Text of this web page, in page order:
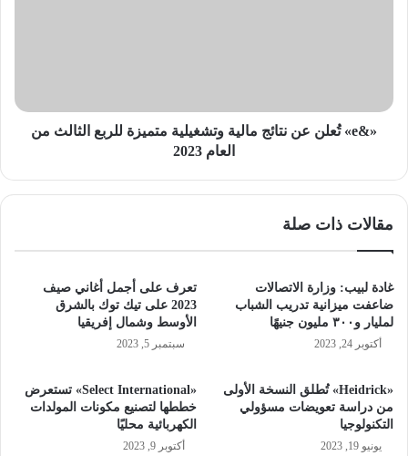
P
-
u
s
»
د
ي
ع
ج
ل
ي
ة
غ
ي
«&e» تُعلن عن نتائج مالية وتشغيلية متميزة للربع الثالث من
العام 2023
مقالات ذات صلة
غادة لبيب: وزارة الاتصالات
ضاعفت ميزانية تدريب الشباب
لمليار و٣٠٠ مليون جنيهًا
أكتوبر 24, 2023
تعرف على أجمل أغاني صيف
2023 على تيك توك بالشرق
الأوسط وشمال إفريقيا
سبتمبر 5, 2023
«Heidrick» تُطلق النسخة الأولى
من دراسة تعويضات مسؤولي
التكنولوجيا
يونيو 19, 2023
«Select International» تستعرض
خططها لتصنيع مكونات المولدات
الكهربائية محليًا
أكتوبر 9, 2023